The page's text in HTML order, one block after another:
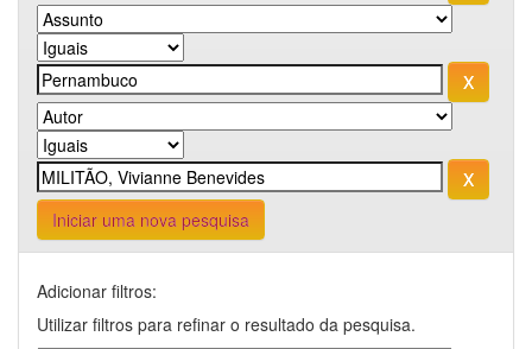
Iniciar uma nova pesquisa
Adicionar filtros:
Utilizar filtros para refinar o resultado da pesquisa.